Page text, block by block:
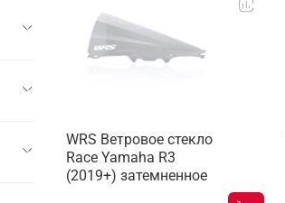
WRS Ветровое стекло
Race Yamaha R3
(2019+) затемненное